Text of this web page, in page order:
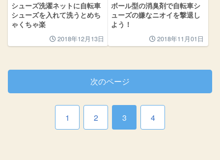
シューズ洗濯ネットに自転車
シューズを入れて洗うとめち
ゃくちゃ楽
2018年12月13日
ボール型の消臭剤で自転車シ
ューズの嫌なニオイを撃退し
よう！
2018年11月01日
次のページ
1 2 3 4